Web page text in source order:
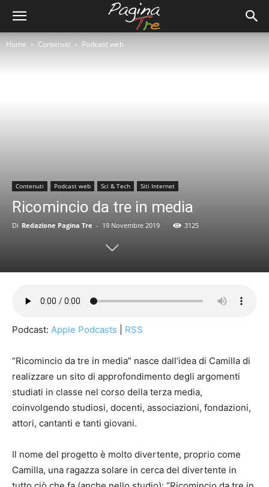
Home Contenuti Podcast web
Contenuti Podcast web Sci & Tech Siti Internet
Ricomincio da tre in media
Di Redazione Pagina Tre - 19 Novembre 2019 3125
Podcast: Apple Podcasts RSS
“Ricomincio da tre in media” nasce dall’idea di Camilla di
realizzare un sito di approfondimento degli argomenti
studiati in classe nel corso della terza media,
coinvolgendo studiosi, docenti, associazioni, fondazioni,
attori, cantanti e tanti giovani.
Il nome del progetto è molto divertente, proprio come
Camilla, una ragazza solare in cerca del divertente in